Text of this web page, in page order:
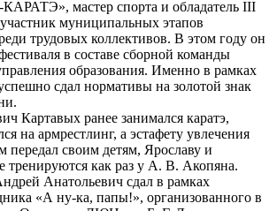
мастер спорта и обладатель III
муниципальных этапов
трудовых коллективов. В этом году он
в составе сборной команды
образования. Именно в рамках
сдал нормативы на золотой знак
Картавых ранее занимался каратэ,
на армрестлинг, а эстафету увлечения
передал своим детям, Ярославу и
тренируются как раз у А. В. Акопяна.
Анатольевич сдал в рамках
«А ну-ка, папы!», организованного в